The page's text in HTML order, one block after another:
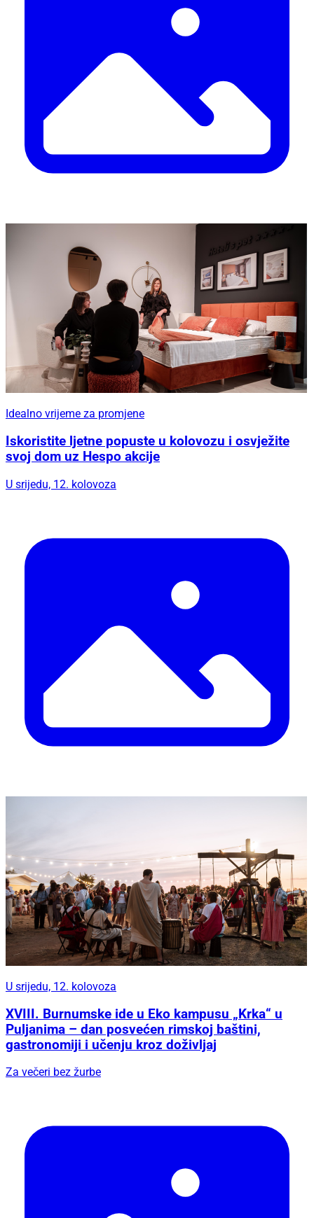
Idealno vrijeme za promjene
Iskoristite ljetne popuste u kolovozu i osvježite
svoj dom uz Hespo akcije
U srijedu, 12. kolovoza
U srijedu, 12. kolovoza
XVIII. Burnumske ide u Eko kampusu „Krka“ u
Puljanima – dan posvećen rimskoj baštini,
gastronomiji i učenju kroz doživljaj
Za večeri bez žurbe